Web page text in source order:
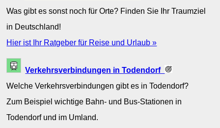
Was gibt es sonst noch für Orte? Finden Sie Ihr Traumziel
in Deutschland!
Hier ist Ihr Ratgeber für Reise und Urlaub »
Verkehrsverbindungen in Todendorf
Welche Verkehrsverbindungen gibt es in Todendorf?
Zum Beispiel wichtige Bahn- und Bus-Stationen in
Todendorf und im Umland.